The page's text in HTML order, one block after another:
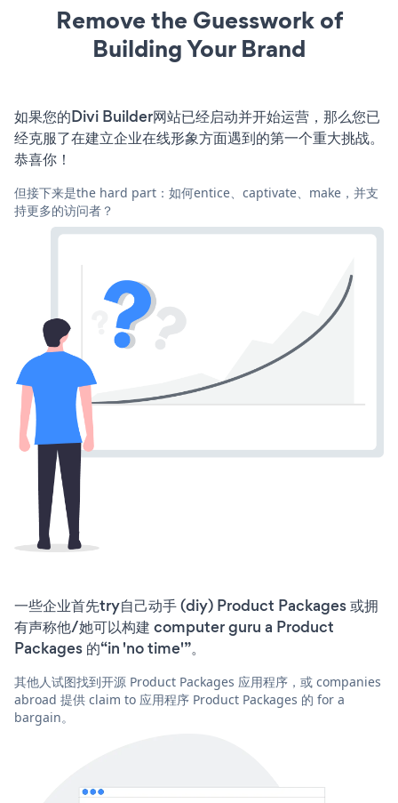
Remove the Guesswork of
Building Your Brand
如果您的Divi Builder网站已经启动并开始运营，那么您已
经克服了在建立企业在线形象方面遇到的第一个重大挑战。
恭喜你！
但接下来是the hard part：如何entice、captivate、make，并支
持更多的访问者？
一些企业首先try自己动手 (diy) Product Packages 或拥
有声称他/她可以构建 computer guru a Product
Packages 的“in 'no time'”。
其他人试图找到开源 Product Packages 应用程序，或 companies
abroad 提供 claim to 应用程序 Product Packages 的 for a
bargain。